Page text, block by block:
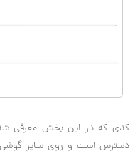
کدی که در این بخش معرفی
دسترس است و روی سایر